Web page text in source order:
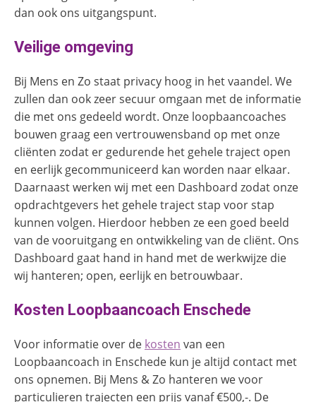
dan ook ons uitgangspunt.
Veilige omgeving
Bij Mens en Zo staat privacy hoog in het vaandel. We
zullen dan ook zeer secuur omgaan met de informatie
die met ons gedeeld wordt. Onze loopbaancoaches
bouwen graag een vertrouwensband op met onze
cliënten zodat er gedurende het gehele traject open
en eerlijk gecommuniceerd kan worden naar elkaar.
Daarnaast werken wij met een Dashboard zodat onze
opdrachtgevers het gehele traject stap voor stap
kunnen volgen. Hierdoor hebben ze een goed beeld
van de vooruitgang en ontwikkeling van de cliënt. Ons
Dashboard gaat hand in hand met de werkwijze die
wij hanteren; open, eerlijk en betrouwbaar.
Kosten Loopbaancoach Enschede
Voor informatie over de kosten van een
Loopbaancoach in Enschede kun je altijd contact met
ons opnemen. Bij Mens & Zo hanteren we voor
particulieren trajecten een prijs vanaf €500,-. De